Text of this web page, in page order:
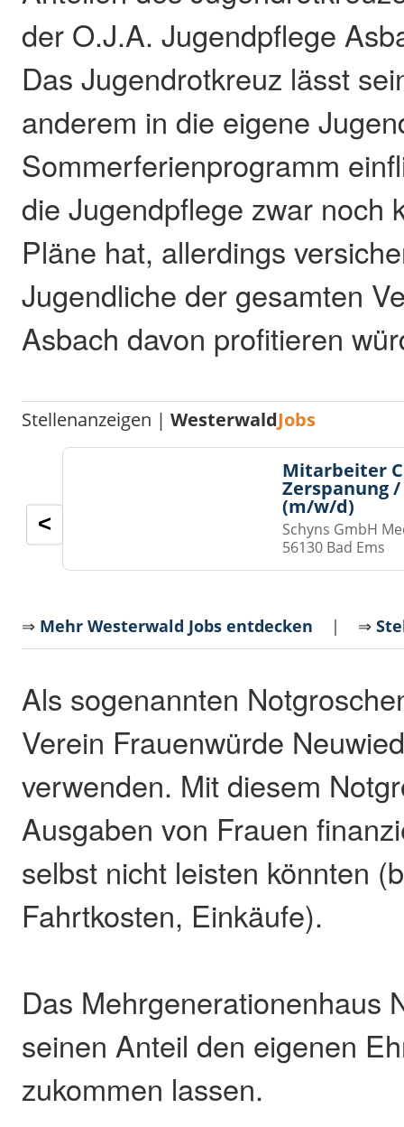
der O.J.A. Jugendpflege
Das Jugendrotkreuz lässt
anderem in die eigene
Sommerferienprogramm
die Jugendpflege zwar noch
Pläne hat, allerdings
Jugendliche der gesamten
Asbach davon profitieren
Stellenanzeigen |WesterwaldJobs
Mitarbeiter
Zerspanung
(m/w/d)
Schyns GmbH
56130 Bad Ems
<
⇒ Mehr Westerwald Jobs entdecken | ⇒
Als sogenannten
Verein Frauenwürde
verwenden. Mit diesem
Ausgaben von Frauen
selbst nicht leisten könnten
Fahrtkosten, Einkäufe).
Das Mehrgenerationenhaus
seinen Anteil den eigenen
zukommen lassen.